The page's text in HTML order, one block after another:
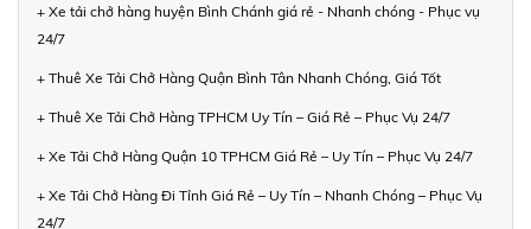
+ Xe tải chở hàng huyện Bình Chánh giá rẻ - Nhanh chóng - Phục vụ
24/7
+ Thuê Xe Tải Chở Hàng Quận Bình Tân Nhanh Chóng, Giá Tốt
+ Thuê Xe Tải Chở Hàng TPHCM Uy Tín – Giá Rẻ – Phục Vụ 24/7
+ Xe Tải Chở Hàng Quận 10 TPHCM Giá Rẻ – Uy Tín – Phục Vụ 24/7
+ Xe Tải Chở Hàng Đi Tỉnh Giá Rẻ – Uy Tín – Nhanh Chóng – Phục Vụ
24/7